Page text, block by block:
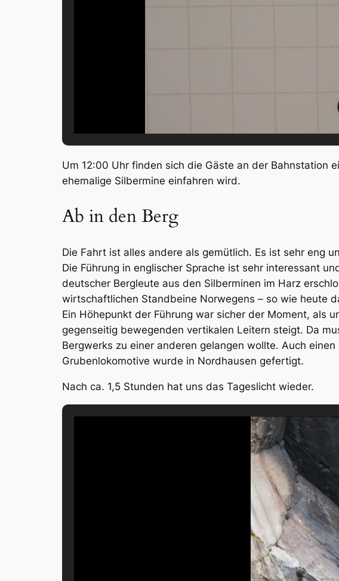
Um 12:00 Uhr finden sich die Gäste an der Bahnstation
ehemalige Silbermine einfahren wird.
Ab in den Berg
Die Fahrt ist alles andere als gemütlich. Es ist sehr eng
Die Führung in englischer Sprache ist sehr interessant
deutscher Bergleute aus den Silberminen im Harz
wirtschaftlichen Standbeine Norwegens – so wie heute
Ein Höhepunkt der Führung war sicher der Moment, als
gegenseitig bewegenden vertikalen Leitern steigt. Da
Bergwerks zu einer anderen gelangen wollte. Auch
Grubenlokomotive wurde in Nordhausen gefertigt.
Nach ca. 1,5 Stunden hat uns das Tageslicht wieder.